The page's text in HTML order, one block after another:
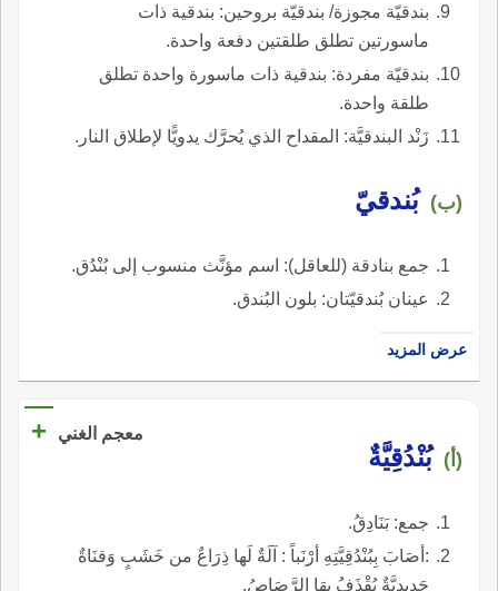
بندقيّة مجوزة/ بندقيّة بروحين: بندقية ذات
ماسورتين تطلق طلقتين دفعة واحدة.
بندقيّة مفردة: بندقية ذات ماسورة واحدة تطلق
طلقة واحدة.
زَنْد البندقيَّة: المقداح الذي يُحرَّك يدويًّا لإطلاق النار.
(ب) بُندقيّ
جمع بنادقة (للعاقل): اسم مؤنَّث منسوب إلى بُنْدُق.
عينان بُندقيّتان: بلون البُندق.
عرض المزيد
معجم الغني +
(أ) بُنْدُقِيَّةٌ
جمع: بَنَادِقُ.
:أصَابَ بِبُنْدُقِيَّتِهِ أرْنَباً : آلَةٌ لَها ذِرَاعٌ من خَشَبٍ وَقنَاةٌ
حَدِيديَّةٌ يُقْذَفُ بِهَا الرَّصَاصُ.